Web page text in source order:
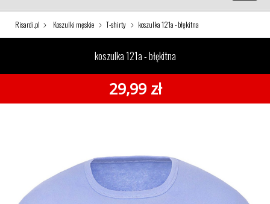
Risardi.pl Koszulki męskie T-shirty koszulka 121a - błękitna
koszulka 121a - błękitna
29,99 zł